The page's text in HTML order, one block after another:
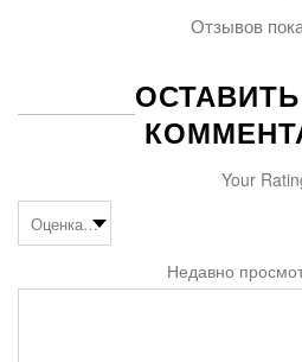
Отзывов
Your
Недавно